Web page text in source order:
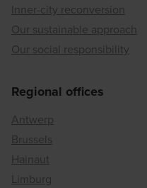
Inner-city reconversion
Our sustainable approach
Our social responsibility
Regional offices
Antwerp
Brussels
Hainaut
Limburg